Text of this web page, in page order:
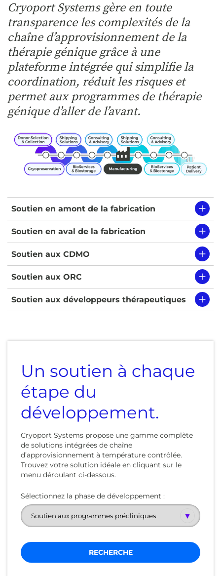
Cryoport Systems gère en toute
transparence les complexités de la
chaîne d’approvisionnement de la
thérapie génique grâce à une
plateforme intégrée qui simplifie la
coordination, réduit les risques et
permet aux programmes de thérapie
génique d’aller de l’avant.
Soutien en amont de la fabrication
Soutien en aval de la fabrication
Soutien aux CDMO
Soutien aux ORC
Soutien aux développeurs thérapeutiques
Un soutien à chaque
étape du
développement.
Cryoport Systems propose une gamme complète
de solutions intégrées de chaîne
d’approvisionnement à température contrôlée.
Trouvez votre solution idéale en cliquant sur le
menu déroulant ci-dessous.
Sélectionnez la phase de développement :